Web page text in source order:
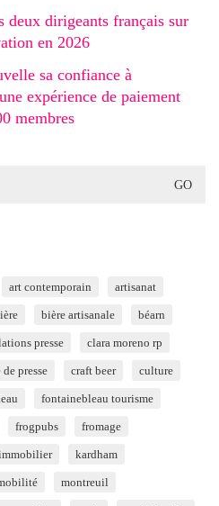
deux dirigeants français sur
en 2026
sa confiance à
expérience de paiement
membres
art contemporain artisanat
bière artisanale béarn
presse clara moreno rp
presse craft beer culture
fontainebleau tourisme
frogpubs fromage
kardham
montreuil